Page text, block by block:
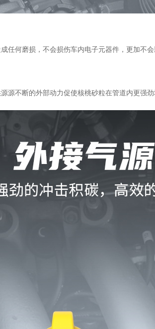
何磨损，不会损伤车内电子元器件，更加不会
不断的外部动力促使核桃砂粒在管道内更强